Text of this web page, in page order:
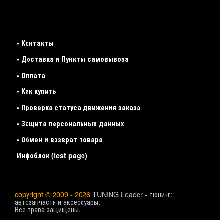
• Контакты
• Доставка и Пункты самовывоза
• Оплата
• Как купить
• Проверка статуса движения заказа
• Защита персональных данных
• Обмен и возврат товара
Инфоблок (test page)
copyright © 2009 - 2026 TUNING Leader - тюнинг:
автозапчасти и аксессуары.
Все права защищены.